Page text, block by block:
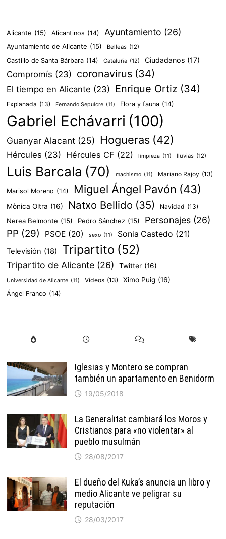
Alicante (15) Alicantinos (14) Ayuntamiento (26)
Ayuntamiento de Alicante (15) Belleas (12)
Castillo de Santa Bárbara (14) Cataluña (12) Ciudadanos (17)
Compromís (23) coronavirus (34)
El tiempo en Alicante (23) Enrique Ortiz (34)
Explanada (13) Fernando Sepulcre (11) Flora y fauna (14)
Gabriel Echávarri (100)
Guanyar Alacant (25) Hogueras (42)
Hércules (23) Hércules CF (22) limpieza (11) lluvias (12)
Luis Barcala (70) machismo (11) Mariano Rajoy (13)
Marisol Moreno (14) Miguel Ángel Pavón (43)
Mònica Oltra (16) Natxo Bellido (35) Navidad (13)
Nerea Belmonte (15) Pedro Sánchez (15) Personajes (26)
PP (29) PSOE (20) sexo (11) Sonia Castedo (21)
Televisión (18) Tripartito (52)
Tripartito de Alicante (26) Twitter (16)
Universidad de Alicante (11) Vídeos (13) Ximo Puig (16)
Ángel Franco (14)
Iglesias y Montero se compran
también un apartamento en Benidorm
19/05/2018
La Generalitat cambiará los Moros y
Cristianos para «no violentar» al
pueblo musulmán
28/08/2017
El dueño del Kuka’s anuncia un libro y
medio Alicante ve peligrar su
reputación
28/03/2017